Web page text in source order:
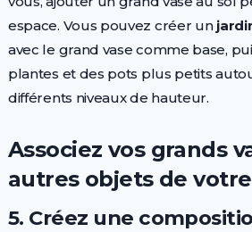
espace. Vous pouvez créer un
avec le grand vase comme base,
plantes et des pots plus petits
différents niveaux de hauteur.
Associez vos grands
autres objets de
5. Créez une